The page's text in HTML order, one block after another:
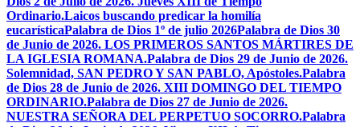
Ordinario.Laicos buscando predicar la homilía
eucarísticaPalabra de Dios 1º de julio 2026Palabra de Dios 30
de Junio de 2026. LOS PRIMEROS SANTOS MÁRTIRES DE
LA IGLESIA ROMANA.Palabra de Dios 29 de Junio de 2026.
Solemnidad, SAN PEDRO Y SAN PABLO, Apóstoles.Palabra
de Dios 28 de Junio de 2026. XIII DOMINGO DEL TIEMPO
ORDINARIO.Palabra de Dios 27 de Junio de 2026.
NUESTRA SEÑORA DEL PERPETUO SOCORRO.Palabra